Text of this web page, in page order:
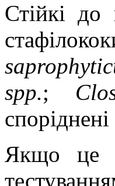
Стійкі до
spp.;
Якщо це